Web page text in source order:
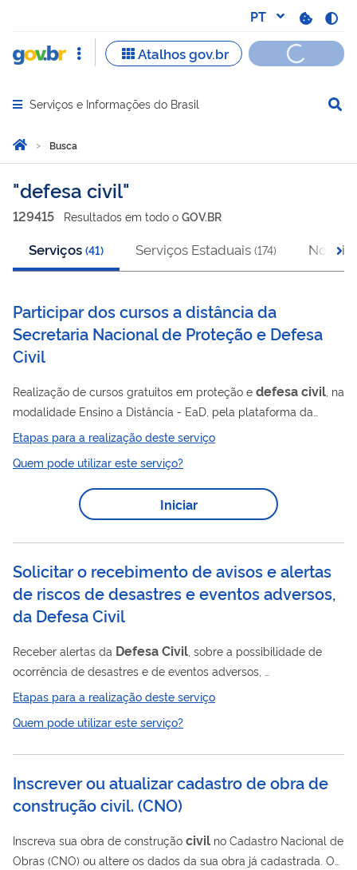
Abrir menu principal de navegação
Serviços e Informações do Brasil
Você está aqui:
Página Inicial
Busca
Busca
defesa civil
129415 Resultados em todo o GOV.BR
Serviços (41) Serviços Estaduais (174)
Participar dos cursos a distância da
Secretaria Nacional de Proteção e Defesa
Civil
Realização de cursos gratuitos em proteção e defesacivil , na
modalidade Ensino a Distância - EaD, pela plataforma da
Escola Virtual Gov (EV G).
Etapas para a realização deste serviço
Quem pode utilizar este serviço?
Iniciar
Solicitar o recebimento de avisos e alertas
de riscos de desastres e eventos adversos,
da Defesa Civil
Receber alertas da DefesaCivil , sobre a possibilidade de
ocorrência de desastres e de eventos adversos,
acompanhados de recomendações ou ações emergenciais
para a população em situação de risco.
Etapas para a realização deste serviço
Quem pode utilizar este serviço?
Inscrever ou atualizar cadastro de obra de
construção civil. (CNO)
Inscreva sua obra de construção civil no Cadastro Nacional de
Obras (CNO) ou altere os dados da sua obra já cadastrada. O